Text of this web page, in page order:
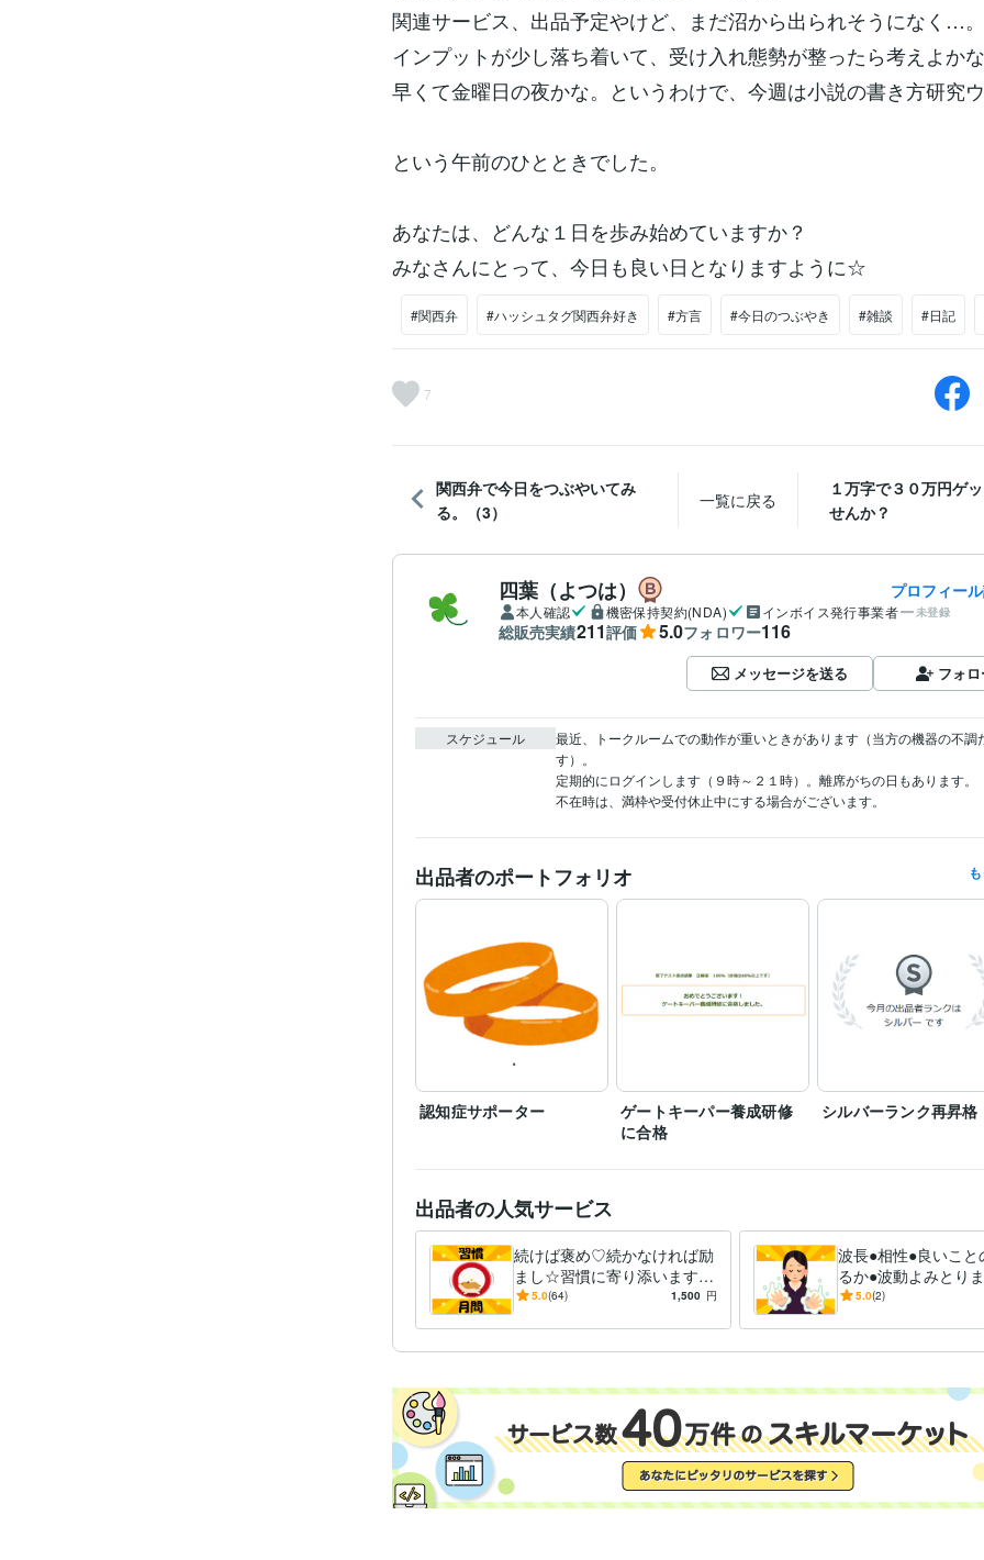
関連サービス、出品予定やけど、まだ沼から出られそうになく…。
インプットが少し落ち着いて、受け入れ態勢が整ったら考えよかな
早くて金曜日の夜かな。というわけで、今週は小説の書き方研究ウ
という午前のひとときでした。
あなたは、どんな１日を歩み始めていますか？
みなさんにとって、今日も良い日となりますように☆
#関西弁 #ハッシュタグ関西弁好き #方言 #今日のつぶやき #雑談 #日記
7
関西弁で今日をつぶやいてみ
る。（3）
一覧に戻る
１万字で３０万円ゲ
せんか？
四葉（よつは） プロフィー
本人確認 機密保持契約(NDA) インボイス発行事業者 未登録
総販売実績211評価 5.0フォロワー116
メッセージを送る フォ
スケジュール
最近、トークルームでの動作が重いときがあります（当方の機器の不調
す）。
定期的にログインします（９時～２１時）。離席がちの日もあります。
不在時は、満枠や受付休止中にする場合がございます。
出品者のポートフォリオ
認知症サポーター
ゲートキーパー養成研修
に合格
シルバーランク再昇格
出品者の人気サービス
続けば褒め♡続かなければ励
まし☆習慣に寄り添います
最安値●今回こそ変わろう！
5.0(64) 1,500 円
波長●相性●良いこと
るか●波動よみとり
値●遠隔リーディン
5.0(2)